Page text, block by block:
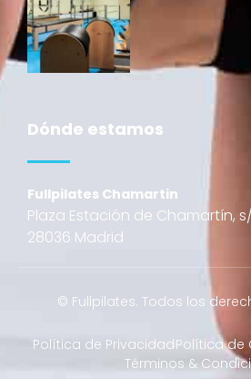
Dónde estamos
Fullpilates Chamartin
Plaza Estación de Chamartín,
28036 Madrid
© Fullpilates. Todos los
Política de PrivacidadPolítica de
Términos &